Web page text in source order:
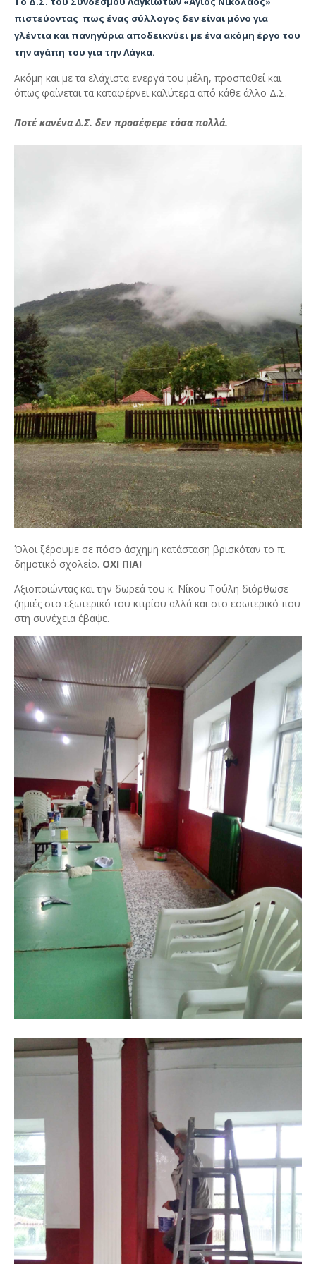
πιστεύοντας πως ένας σύλλογος δεν είναι μόνο για
γλέντια και πανηγύρια αποδεικνύει με ένα ακόμη έργο του
την αγάπη του για την Λάγκα.
Ακόμη και με τα ελάχιστα ενεργά του μέλη, προσπαθεί και
όπως φαίνεται τα καταφέρνει καλύτερα από κάθε άλλο Δ.Σ.
Ποτέ κανένα Δ.Σ. δεν προσέφερε τόσα πολλά.
Όλοι ξέρουμε σε πόσο άσχημη κατάσταση βρισκόταν το π.
δημοτικό σχολείο. ΟΧΙ ΠΙΑ!
Αξιοποιώντας και την δωρεά του κ. Νίκου Τούλη διόρθωσε
ζημιές στο εξωτερικό του κτιρίου αλλά και στο εσωτερικό που
στη συνέχεια έβαψε.